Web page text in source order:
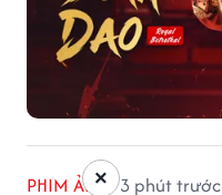
PHIM ẢNH 3 phút trước
×